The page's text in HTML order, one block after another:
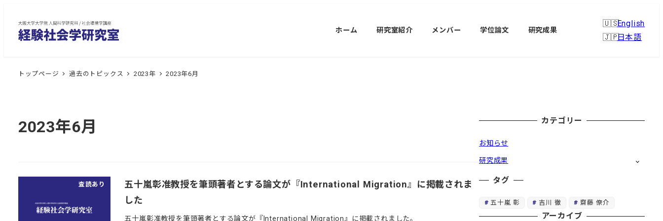
ホーム 研究室紹介 メンバー 学位論文 研究成果
English
日本語
トップページ 過去のトピックス 2023年 2023年6月
2023年6月
査読あり
五十嵐彰准教授を筆頭著者とする論文が『International Migration』に掲載されま
した
五十嵐彰准教授を筆頭著者とする論文が『International Migration』に掲載されました。
カテゴリー
お知らせ
研究成果
タグ
五十嵐 彰 吉川 徹 齋藤 僚介
アーカイブ